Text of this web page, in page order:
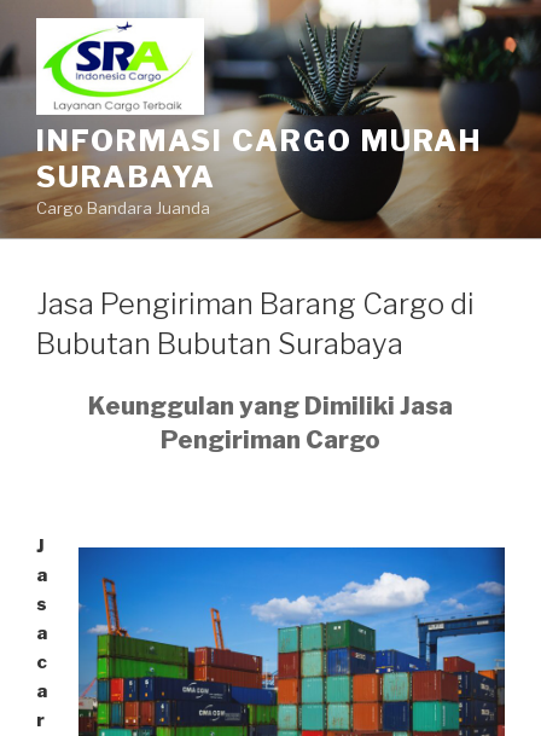
INFORMASI CARGO MURAH
SURABAYA
Cargo Bandara Juanda
Jasa Pengiriman Barang Cargo di
Bubutan Bubutan Surabaya
Keunggulan yang Dimiliki Jasa
Pengiriman Cargo
J
a
s
a
c
a
r